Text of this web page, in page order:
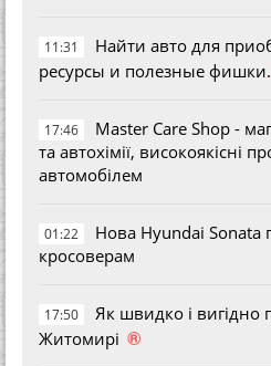
11:31
Найти авто для
ресурсы и полезные фишки.
17:46
Master Care Shop -
та автохімії, високоякісні
автомобілем
01:22
Нова Hyundai Sonata
кросоверам
17:50
Як швидко і вигідно
Житомирі ®